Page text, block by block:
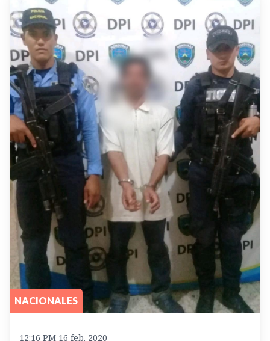
NACIONALES
12:16 PM 16 feb. 2020